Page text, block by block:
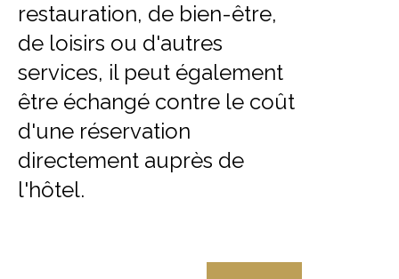
restauration, de bien-être,
de loisirs ou d'autres
services, il peut également
être échangé contre le coût
d'une réservation
directement auprès de
l'hôtel.